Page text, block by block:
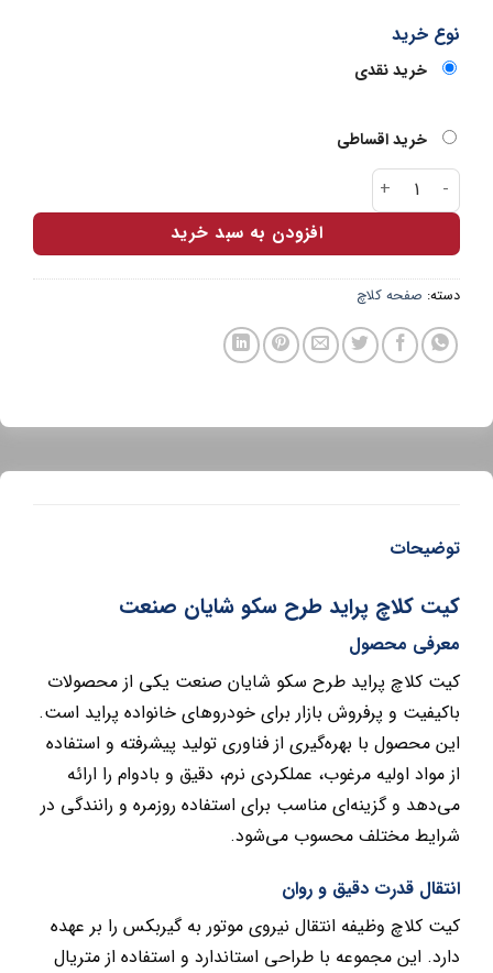
نوع خرید
خرید نقدی
خرید اقساطی
کیت کلاچ پراید طرح سکو شایان صنعت عدد
افزودن به سبد خرید
دسته:صفحه کلاچ
توضیحات
کیت کلاچ پراید طرح سکو شایان صنعت
معرفی محصول
کیت کلاچ پراید طرح سکو شایان صنعت یکی از محصولات
باکیفیت و پرفروش بازار برای خودروهای خانواده پراید است.
این محصول با بهره‌گیری از فناوری تولید پیشرفته و استفاده
از مواد اولیه مرغوب، عملکردی نرم، دقیق و بادوام را ارائه
می‌دهد و گزینه‌ای مناسب برای استفاده روزمره و رانندگی در
شرایط مختلف محسوب می‌شود.
انتقال قدرت دقیق و روان
کیت کلاچ وظیفه انتقال نیروی موتور به گیربکس را بر عهده
دارد. این مجموعه با طراحی استاندارد و استفاده از متریال